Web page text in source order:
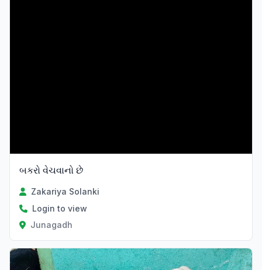
બકરો વેચવાનો છે
Zakariya Solanki
Login to view
Junagadh